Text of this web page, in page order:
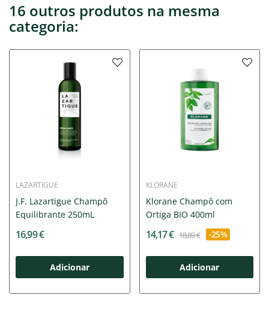
16 outros produtos na mesma
categoria:
LAZARTIGUE
J.F. Lazartigue Champô
Equilibrante 250mL
16,99 €
Adicionar
KLORANE
Klorane Champô com
Ortiga BIO 400ml
14,17 € 18,89 € -25%
Adicionar